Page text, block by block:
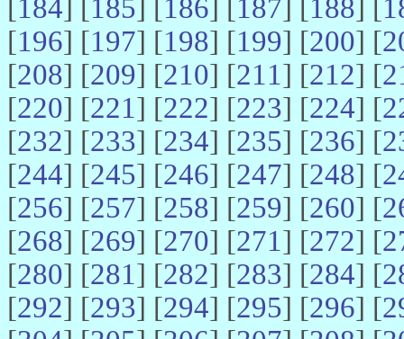
[184] [185] [186] [187] [188] [
[196] [197] [198] [199] [200] [
[208] [209] [210] [211] [212] [
[220] [221] [222] [223] [224] [
[232] [233] [234] [235] [236] [
[244] [245] [246] [247] [248] [
[256] [257] [258] [259] [260] [
[268] [269] [270] [271] [272] [
[280] [281] [282] [283] [284] [
[292] [293] [294] [295] [296] [